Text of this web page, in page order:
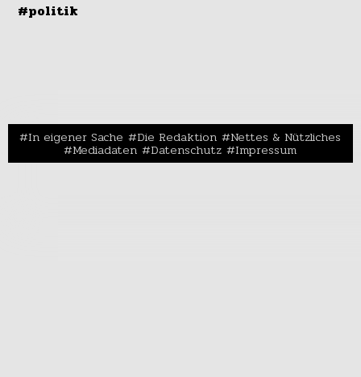
#politik
In eigener Sache Die Redaktion Nettes & Nützliches
Mediadaten Datenschutz Impressum